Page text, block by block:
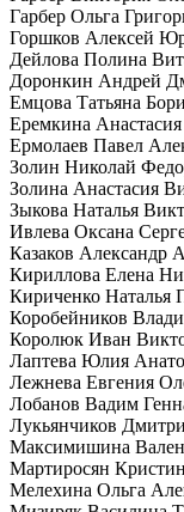
Гарбер Ольга
Горшков Алексей
Дейлова Полина
Доронкин Андрей
Емцова Татьяна
Еремкина
Ермолаев Павел
Золин Николай
Золина Анастасия
Зыкова Наталья
Ивлева Оксана
Казаков Александр
Кириллова Елена
Кириченко Наталья
Коробейников
Королюк Иван
Лаптева Юлия
Лежнева Евгения
Лобанов Вадим
Лукьянчиков
Максимишина
Мартиросян
Мелехина Ольга